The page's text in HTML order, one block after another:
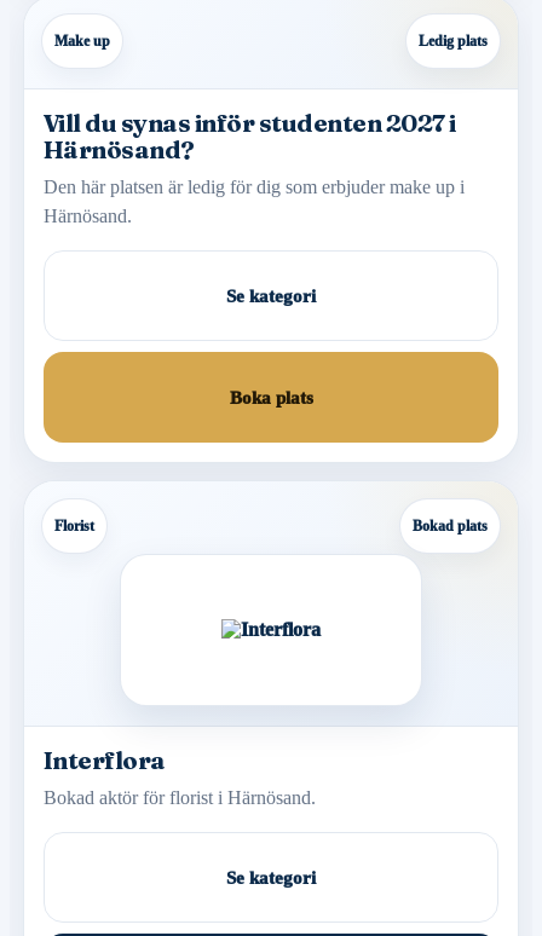
Make up Ledig plats
Vill du synas inför studenten 2027 i
Härnösand?
Den här platsen är ledig för dig som erbjuder make up i
Härnösand.
Se kategori
Boka plats
Florist Bokad plats
Interflora
Bokad aktör för florist i Härnösand.
Se kategori